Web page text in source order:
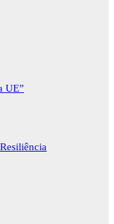
UE”